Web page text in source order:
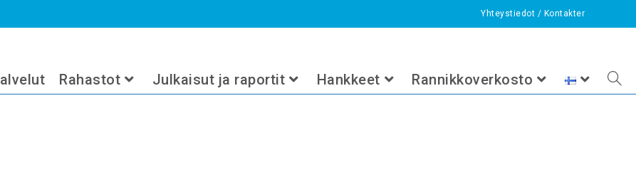
Yhteystiedot / Kontakter
Rahastot Julkaisut ja raportit Hankkeet Rannikkoverkosto